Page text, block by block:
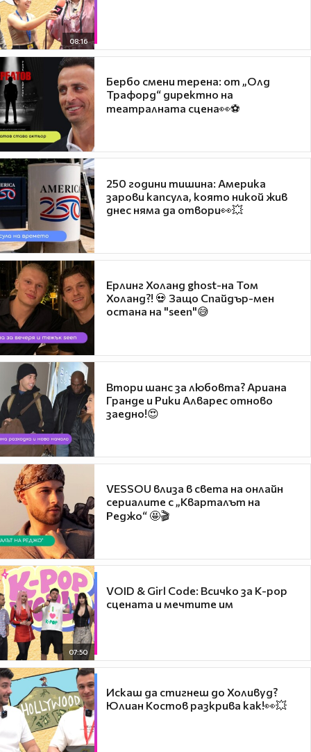
08:16
Бербо смени терена: от „Олд
Трафорд“ директно на
театралната сцена👀⚽
250 години тишина: Америка
зарови капсула, която никой жив
днес няма да отвори👀💥
Ерлинг Холанд ghost-на Том
Холанд?! 💀 Защо Спайдър-мен
остана на "seen"😅
Втори шанс за любовта? Ариана
Гранде и Рики Алварес отново
заедно!😍
VESSOU влиза в света на онлайн
сериалите с „Кварталът на
Реджо“ 🤩🎬
07:50
VOID & Girl Code: Всичко за K-pop
сцената и мечтите им
Искаш да стигнеш до Холивуд?
Юлиан Костов разкрива как!👀💥